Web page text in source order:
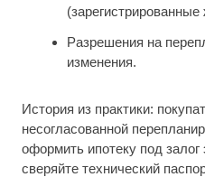
Разрешения на
изменения.
История из практики:
несогласованной
оформить ипотеку под залог
сверяйте технический